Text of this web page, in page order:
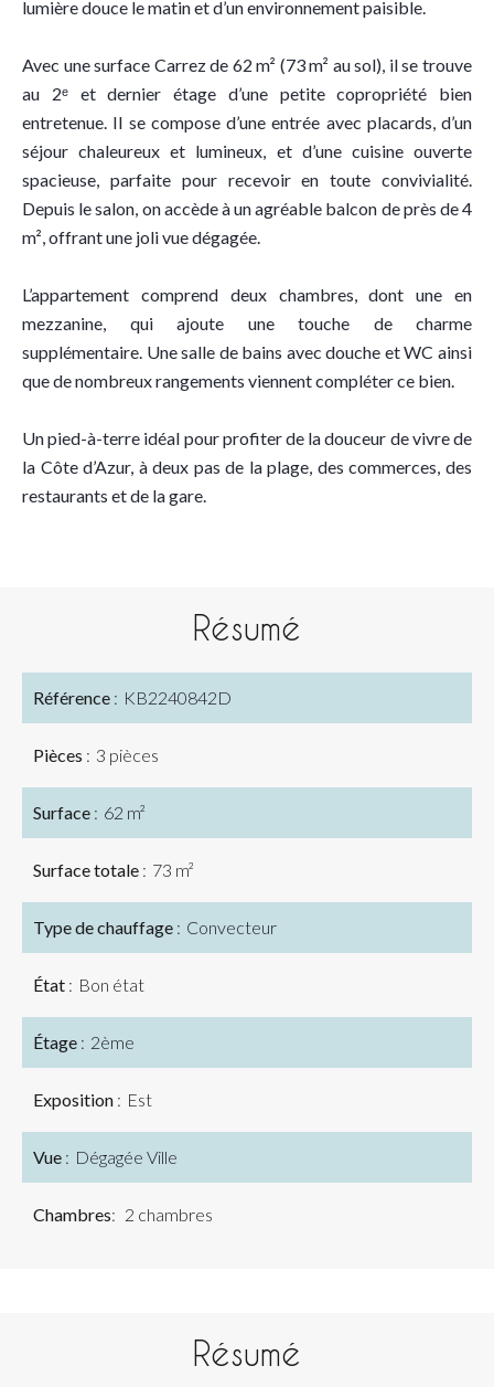
lumière douce le matin et d’un environnement paisible.
Avec une surface Carrez de 62 m² (73 m² au sol), il se trouve
au 2ᵉ et dernier étage d’une petite copropriété bien
entretenue. Il se compose d’une entrée avec placards, d’un
séjour chaleureux et lumineux, et d’une cuisine ouverte
spacieuse, parfaite pour recevoir en toute convivialité.
Depuis le salon, on accède à un agréable balcon de près de 4
m², offrant une joli vue dégagée.
L’appartement comprend deux chambres, dont une en
mezzanine, qui ajoute une touche de charme
supplémentaire. Une salle de bains avec douche et WC ainsi
que de nombreux rangements viennent compléter ce bien.
Un pied-à-terre idéal pour profiter de la douceur de vivre de
la Côte d’Azur, à deux pas de la plage, des commerces, des
restaurants et de la gare.
Résumé
Référence KB2240842D
Pièces 3 pièces
Surface 62 m²
Surface totale 73 m²
Type de chauffage Convecteur
État Bon état
Étage 2ème
Exposition Est
Vue Dégagée Ville
Chambres 2 chambres
Résumé